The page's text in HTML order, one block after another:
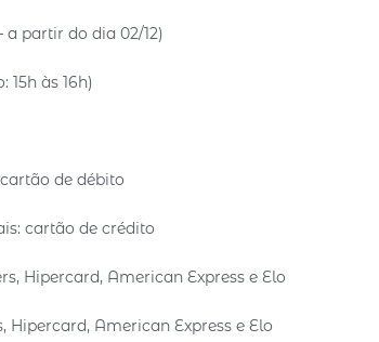
a partir do dia 02/12)
às 16h)
de débito
cartão de crédito
Hipercard, American Express e Elo
Hipercard, American Express e Elo